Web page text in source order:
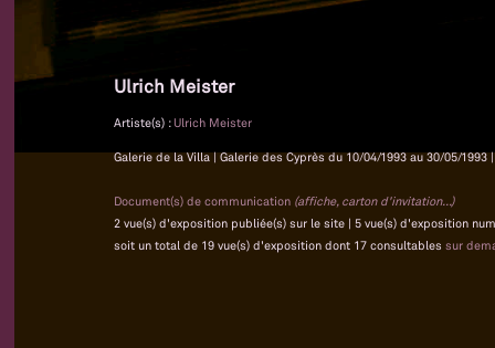
Ulrich Meister
Artiste(s) : Ulrich Meister
Galerie de la Villa | Galerie des Cyprès du 10/04/1993 au 30/05/1993
Document(s) de communication (affiche, carton d'invitation...)
2 vue(s) d'exposition publiée(s) sur le site | 5 vue(s) d'exposition
soit un total de 19 vue(s) d'exposition dont 17 consultables sur